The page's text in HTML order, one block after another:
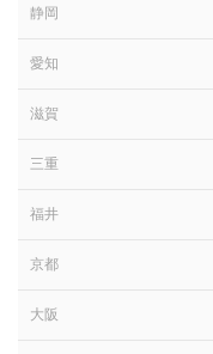
静岡
愛知
滋賀
三重
福井
京都
大阪